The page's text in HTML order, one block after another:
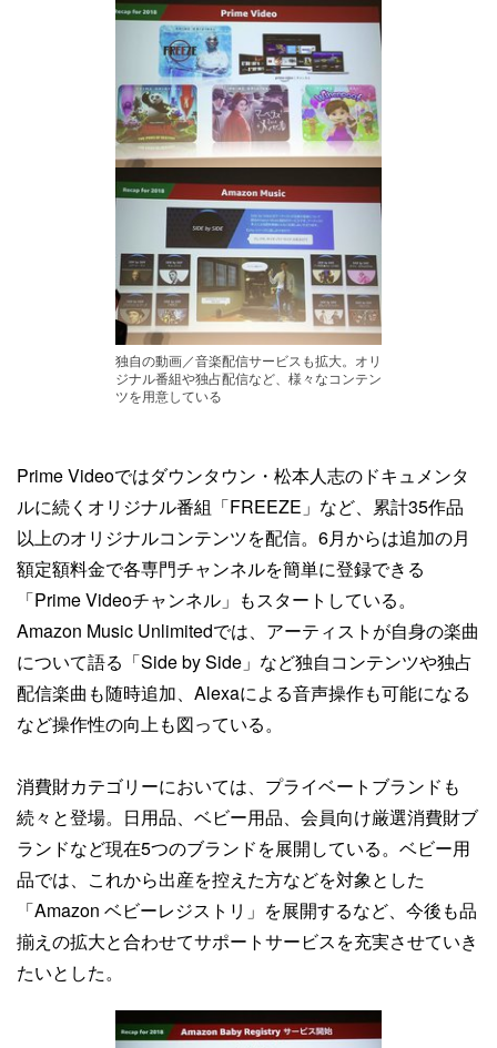
独自の動画／音楽配信サービスも拡大。オリ
ジナル番組や独占配信など、様々なコンテン
ツを用意している
Prime Videoではダウンタウン・松本人志のドキュメンタ
ルに続くオリジナル番組「FREEZE」など、累計35作品
以上のオリジナルコンテンツを配信。6月からは追加の月
額定額料金で各専門チャンネルを簡単に登録できる
「Prime Videoチャンネル」もスタートしている。
Amazon Music Unlimitedでは、アーティストが自身の楽曲
について語る「Side by Side」など独自コンテンツや独占
配信楽曲も随時追加、Alexaによる音声操作も可能になる
など操作性の向上も図っている。
消費財カテゴリーにおいては、プライベートブランドも
続々と登場。日用品、ベビー用品、会員向け厳選消費財ブ
ランドなど現在5つのブランドを展開している。ベビー用
品では、これから出産を控えた方などを対象とした
「Amazon ベビーレジストリ」を展開するなど、今後も品
揃えの拡大と合わせてサポートサービスを充実させていき
たいとした。